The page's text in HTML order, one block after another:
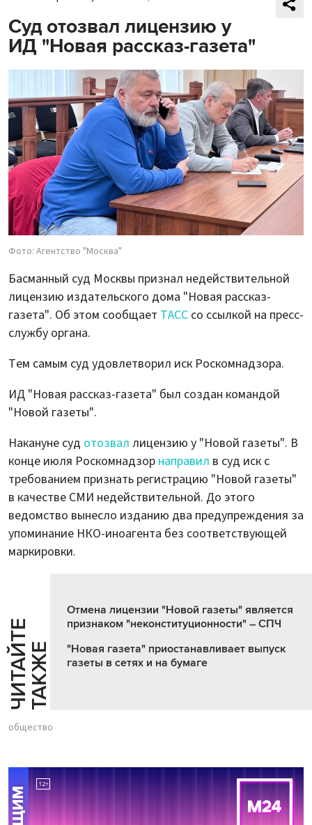
Суд отозвал лицензию у
ИД "Новая рассказ-газета"
Фото: Агентство "Москва"
Басманный суд Москвы признал недействительной
лицензию издательского дома "Новая рассказ-
газета". Об этом сообщает ТАСС со ссылкой на пресс-
службу органа.
Тем самым суд удовлетворил иск Роскомнадзора.
ИД "Новая рассказ-газета" был создан командой
"Новой газеты".
Накануне суд отозвал лицензию у "Новой газеты". В
конце июля Роскомнадзор направил в суд иск с
требованием признать регистрацию "Новой газеты"
в качестве СМИ недействительной. До этого
ведомство вынесло изданию два предупреждения за
упоминание НКО-иноагента без соответствующей
маркировки.
Ч
И
Т
АЙ
Т
Е
Т
А
К
ЖЕ
Отмена лицензии "Новой газеты" является
признаком "неконституционности" – СПЧ
"Новая газета" приостанавливает выпуск
газеты в сетях и на бумаге
общество